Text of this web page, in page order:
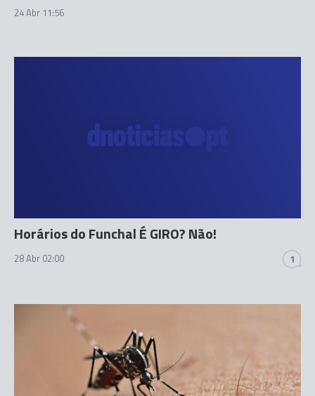
24 Abr 11:56
Horários do Funchal É GIRO? Não!
28 Abr 02:00 1